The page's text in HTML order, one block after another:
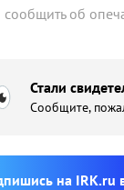
об
Стали
Сообщите,
на IRK.ru